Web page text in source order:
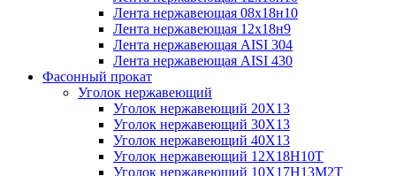
Лента нержавеющая 08х18н10
Лента нержавеющая 12х18н9
Лента нержавеющая AISI 304
Лента нержавеющая AISI 430
Фасонный прокат
Уголок нержавеющий
Уголок нержавеющий 20Х13
Уголок нержавеющий 30Х13
Уголок нержавеющий 40Х13
Уголок нержавеющий 12Х18Н10Т
Уголок нержавеющий 10Х17Н13М2T